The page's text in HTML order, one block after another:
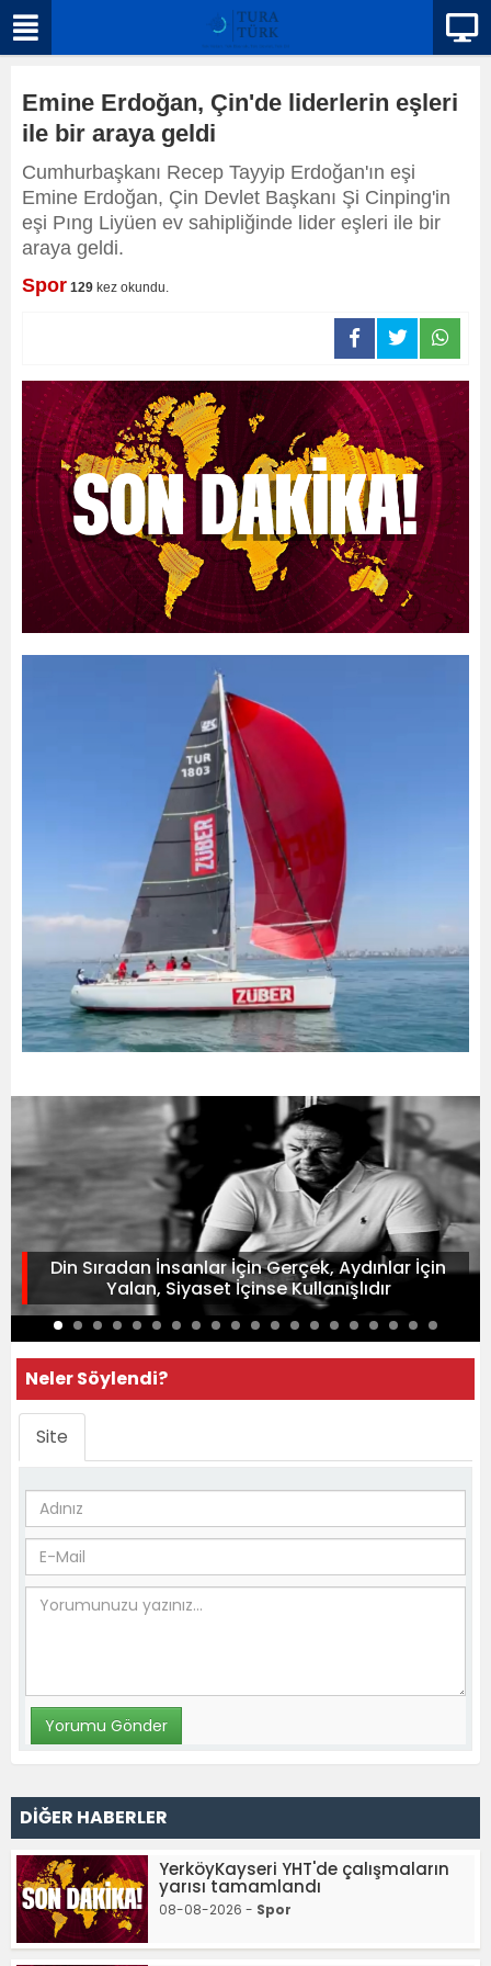
Emine Erdoğan, Çin'de liderlerin eşleri
ile bir araya geldi
Cumhurbaşkanı Recep Tayyip Erdoğan'ın eşi
Emine Erdoğan, Çin Devlet Başkanı Şi Cinping'in
eşi Pıng Liyüen ev sahipliğinde lider eşleri ile bir
araya geldi.
Spor 129 kez okundu.
Din Sıradan İnsanlar İçin Gerçek, Aydınlar İçin
Yalan, Siyaset İçinse Kullanışlıdır
Neler Söylendi?
Site
DİĞER HABERLER
YerköyKayseri YHT'de çalışmaların
yarısı tamamlandı
08-08-2026 - Spor